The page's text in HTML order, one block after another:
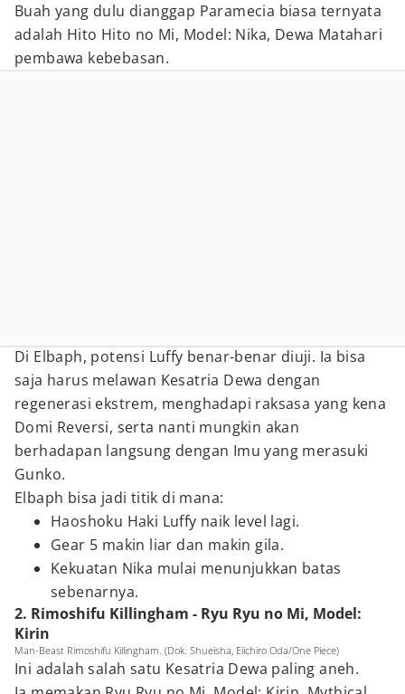
Buah yang dulu dianggap Paramecia biasa ternyata
adalah Hito Hito no Mi, Model: Nika, Dewa Matahari
pembawa kebebasan.
Di Elbaph, potensi Luffy benar-benar diuji. Ia bisa
saja harus melawan Kesatria Dewa dengan
regenerasi ekstrem, menghadapi raksasa yang kena
Domi Reversi, serta nanti mungkin akan
berhadapan langsung dengan Imu yang merasuki
Gunko.
Elbaph bisa jadi titik di mana:
Haoshoku Haki Luffy naik level lagi.
Gear 5 makin liar dan makin gila.
Kekuatan Nika mulai menunjukkan batas
sebenarnya.
2. Rimoshifu Killingham - Ryu Ryu no Mi, Model:
Kirin
Man-Beast Rimoshifu Killingham. (Dok. Shueisha, Eiichiro Oda/One Piece)
Ini adalah salah satu Kesatria Dewa paling aneh.